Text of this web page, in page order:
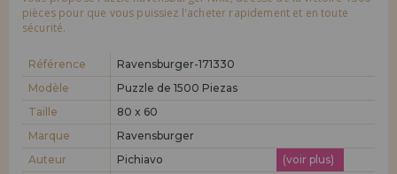
Je veux m'enregistrer en tant que
nouveau distributeur
vendre nos produits dans votre entreprise ? Inscrivez-vous en tant
remises spéciales pour la distribution.
Allez-y! Nous vous attendions.
pièces pour que vous puissiez l'acheter rapidement et en toute
sécurité.
Référence
Ravensburger-171330
Modèle
Puzzle de 1500 Piezas
Taille
80 x 60
Marque
Ravensburger
Auteur
Pichiavo
(voir plus)